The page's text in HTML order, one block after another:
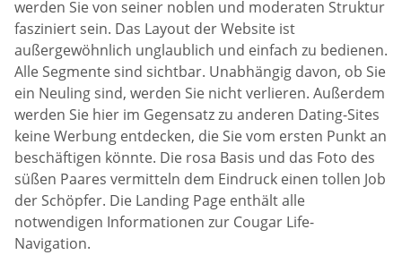
werden Sie von seiner noblen und moderaten Struktur
fasziniert sein. Das Layout der Website ist
außergewöhnlich unglaublich und einfach zu bedienen.
Alle Segmente sind sichtbar. Unabhängig davon, ob Sie
ein Neuling sind, werden Sie nicht verlieren. Außerdem
werden Sie hier im Gegensatz zu anderen Dating-Sites
keine Werbung entdecken, die Sie vom ersten Punkt an
beschäftigen könnte. Die rosa Basis und das Foto des
süßen Paares vermitteln dem Eindruck einen tollen Job
der Schöpfer. Die Landing Page enthält alle
notwendigen Informationen zur Cougar Life-
Navigation.